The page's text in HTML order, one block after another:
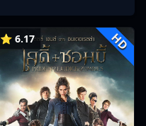
⭐ 6.17 HD